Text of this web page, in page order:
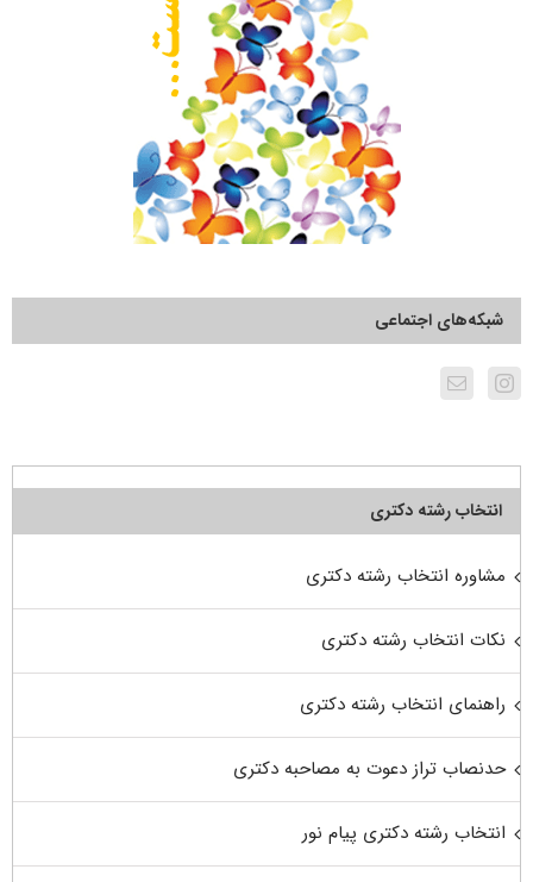
شبکه‌های اجتماعی
انتخاب رشته دکتری
مشاوره انتخاب رشته دکتری
نکات انتخاب رشته دکتری
راهنمای انتخاب رشته دکتری
حدنصاب تراز دعوت به مصاحبه دکتری
انتخاب رشته دکتری پیام نور